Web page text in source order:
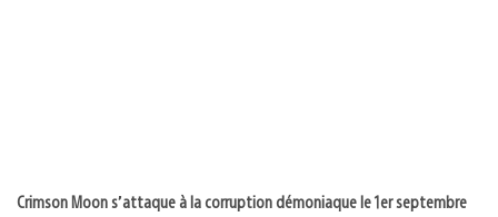
Crimson Moon s’attaque à la corruption démoniaque le 1er septembre